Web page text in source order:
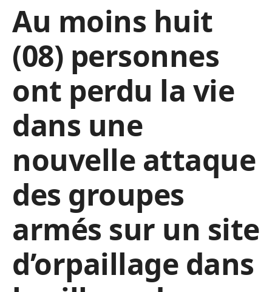
Au moins huit
(08) personnes
ont perdu la vie
dans une
nouvelle attaque
des groupes
armés sur un site
d’orpaillage dans